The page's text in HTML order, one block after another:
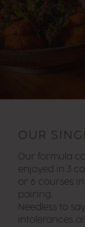
OUR
Our formula
enjoyed in 3
or 6 courses
pairing.
Needless to
intolerances